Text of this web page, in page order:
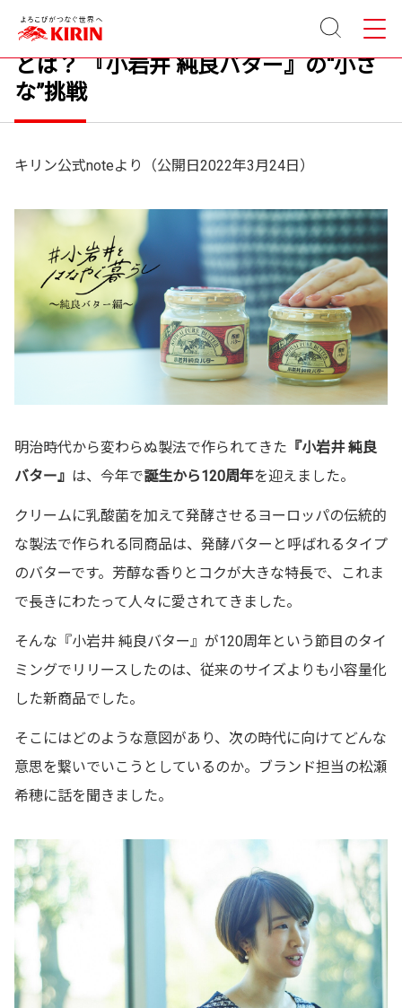
サイト
内検索
メニュ
ー
120年ブランドを守るために必要なこ
とは？ 『小岩井 純良バター』の“小さ
な”挑戦
キリン公式noteより（公開日2022年3月24日）
明治時代から変わらぬ製法で作られてきた 『小岩井 純良
バター』 は、今年で誕生から120周年を迎えました。
クリームに乳酸菌を加えて発酵させるヨーロッパの伝統的
な製法で作られる同商品は、発酵バターと呼ばれるタイプ
のバターです。芳醇な香りとコクが大きな特長で、これま
で長きにわたって人々に愛されてきました。
そんな『小岩井 純良バター』が120周年という節目のタイ
ミングでリリースしたのは、従来のサイズよりも小容量化
した新商品でした。
そこにはどのような意図があり、次の時代に向けてどんな
意思を繋いでいこうとしているのか。ブランド担当の松瀬
希穂に話を聞きました。